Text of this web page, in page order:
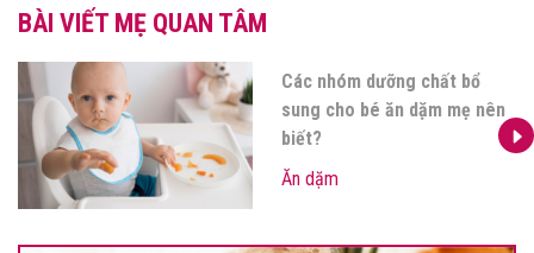
BÀI VIẾT MẸ QUAN TÂM
Các nhóm dưỡng chất bổ
sung cho bé ăn dặm mẹ nên
biết?
Ăn dặm